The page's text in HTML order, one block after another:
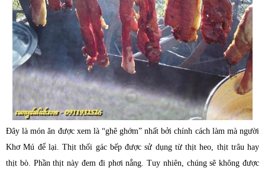
Đây là món ăn được xem là “ghê ghớm” nhất bởi chính cách làm mà người
Khơ Mú để lại. Thịt thối gác bếp được sử dụng từ thịt heo, thịt trâu hay
thịt bò. Phần thịt này đem đi phơi nắng. Tuy nhiên, chúng sẽ không được